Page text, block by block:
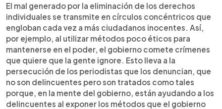
El mal generado por la eliminación de los derechos
individuales se transmite en círculos concéntricos que
engloban cada vez a más ciudadanos inocentes. Así,
por ejemplo, al utilizar métodos poco éticos para
mantenerse en el poder, el gobierno comete crímenes
que quiere que la gente ignore. Esto lleva a la
persecución de los periodistas que los denuncian, que
no son delincuentes pero son tratados como tales
porque, en la mente del gobierno, están ayudando a los
delincuentes al exponer los métodos que el gobierno